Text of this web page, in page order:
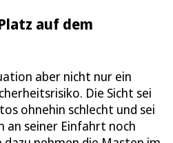
auf dem
aber nicht nur ein
Die Sicht sei
ohnehin schlecht und sei
an seiner Einfahrt noch